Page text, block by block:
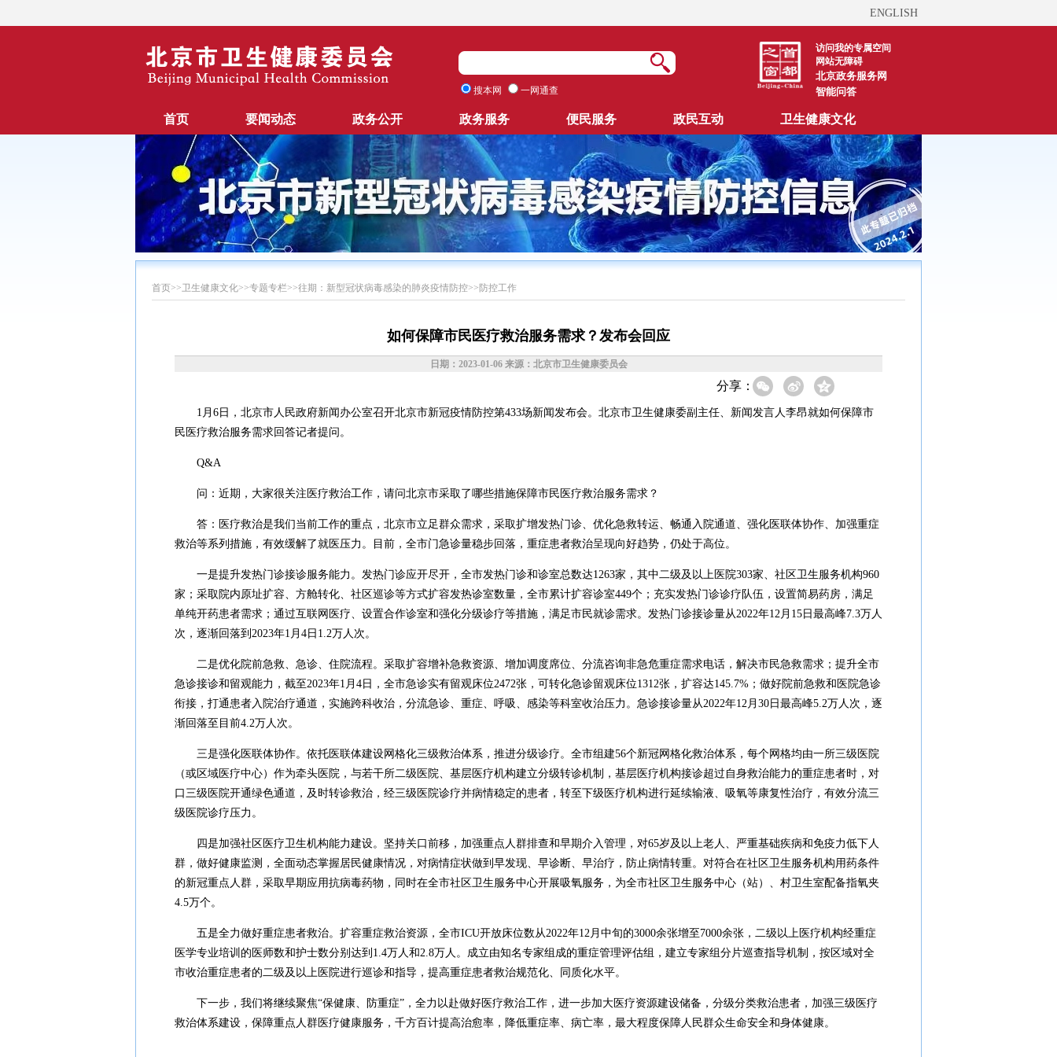
ENGLISH
访问我的专属空间
网站无障碍
北京政务服务网
智能问答
搜本网 一网通查
首页 要闻动态 政务公开 政务服务 便民服务 政民互动 卫生健康文化
首页>>卫生健康文化>>专题专栏>>往期：新型冠状病毒感染的肺炎疫情防控>> 防控工作
如何保障市民医疗救治服务需求？发布会回应
日期：2023-01-06 来源：北京市卫生健康委员会
分享：
1月6日，北京市人民政府新闻办公室召开北京市新冠疫情防控第433场新闻发布会。北京市卫生健康委副主任、新闻发言人李昂就如何保障市
民医疗救治服务需求回答记者提问。
Q&A
问：近期，大家很关注医疗救治工作，请问北京市采取了哪些措施保障市民医疗救治服务需求？
答：医疗救治是我们当前工作的重点，北京市立足群众需求，采取扩增发热门诊、优化急救转运、畅通入院通道、强化医联体协作、加强重症
救治等系列措施，有效缓解了就医压力。目前，全市门急诊量稳步回落，重症患者救治呈现向好趋势，仍处于高位。
一是提升发热门诊接诊服务能力。发热门诊应开尽开，全市发热门诊和诊室总数达1263家，其中二级及以上医院303家、社区卫生服务机构960
家；采取院内原址扩容、方舱转化、社区巡诊等方式扩容发热诊室数量，全市累计扩容诊室449个；充实发热门诊诊疗队伍，设置简易药房，满足
单纯开药患者需求；通过互联网医疗、设置合作诊室和强化分级诊疗等措施，满足市民就诊需求。发热门诊接诊量从2022年12月15日最高峰7.3万人
次，逐渐回落到2023年1月4日1.2万人次。
二是优化院前急救、急诊、住院流程。采取扩容增补急救资源、增加调度席位、分流咨询非急危重症需求电话，解决市民急救需求；提升全市
急诊接诊和留观能力，截至2023年1月4日，全市急诊实有留观床位2472张，可转化急诊留观床位1312张，扩容达145.7%；做好院前急救和医院急诊
衔接，打通患者入院治疗通道，实施跨科收治，分流急诊、重症、呼吸、感染等科室收治压力。急诊接诊量从2022年12月30日最高峰5.2万人次，逐
渐回落至目前4.2万人次。
三是强化医联体协作。依托医联体建设网格化三级救治体系，推进分级诊疗。全市组建56个新冠网格化救治体系，每个网格均由一所三级医院
（或区域医疗中心）作为牵头医院，与若干所二级医院、基层医疗机构建立分级转诊机制，基层医疗机构接诊超过自身救治能力的重症患者时，对
口三级医院开通绿色通道，及时转诊救治，经三级医院诊疗并病情稳定的患者，转至下级医疗机构进行延续输液、吸氧等康复性治疗，有效分流三
级医院诊疗压力。
四是加强社区医疗卫生机构能力建设。坚持关口前移，加强重点人群排查和早期介入管理，对65岁及以上老人、严重基础疾病和免疫力低下人
群，做好健康监测，全面动态掌握居民健康情况，对病情症状做到早发现、早诊断、早治疗，防止病情转重。对符合在社区卫生服务机构用药条件
的新冠重点人群，采取早期应用抗病毒药物，同时在全市社区卫生服务中心开展吸氧服务，为全市社区卫生服务中心（站）、村卫生室配备指氧夹
4.5万个。
五是全力做好重症患者救治。扩容重症救治资源，全市ICU开放床位数从2022年12月中旬的3000余张增至7000余张，二级以上医疗机构经重症
医学专业培训的医师数和护士数分别达到1.4万人和2.8万人。成立由知名专家组成的重症管理评估组，建立专家组分片巡查指导机制，按区域对全
市收治重症患者的二级及以上医院进行巡诊和指导，提高重症患者救治规范化、同质化水平。
下一步，我们将继续聚焦“保健康、防重症”，全力以赴做好医疗救治工作，进一步加大医疗资源建设储备，分级分类救治患者，加强三级医疗
救治体系建设，保障重点人群医疗健康服务，千方百计提高治愈率，降低重症率、病亡率，最大程度保障人民群众生命安全和身体健康。